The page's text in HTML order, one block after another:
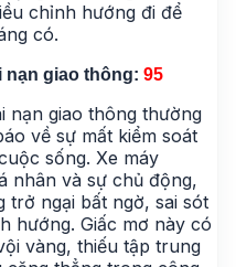
chỉnh hướng đi để
có.
nạn giao thông: 95
nạn giao thông thường
về sự mất kiểm soát
sống. Xe máy
nhân và sự chủ động,
trở ngại bất ngờ, sai sót
hướng. Giấc mơ này có
vàng, thiếu tập trung